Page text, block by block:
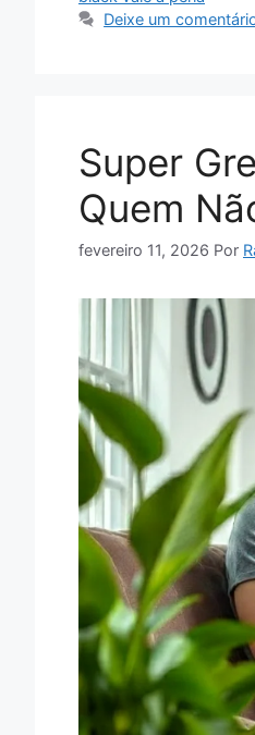
Deixe um
Super
Quem
fevereiro 11, 2026 Por